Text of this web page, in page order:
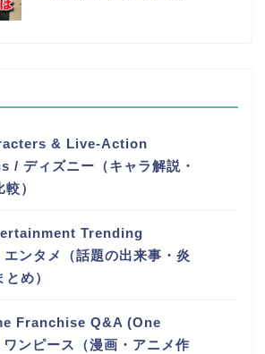
& Live-Action
/ ディズニー（キャラ解説・
）
Trending
ンタメ（話題の出来事・炎
め）
Franchise Q&A (One
ンピース（漫画・アニメ作